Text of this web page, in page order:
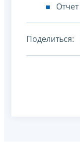
Поделиться: